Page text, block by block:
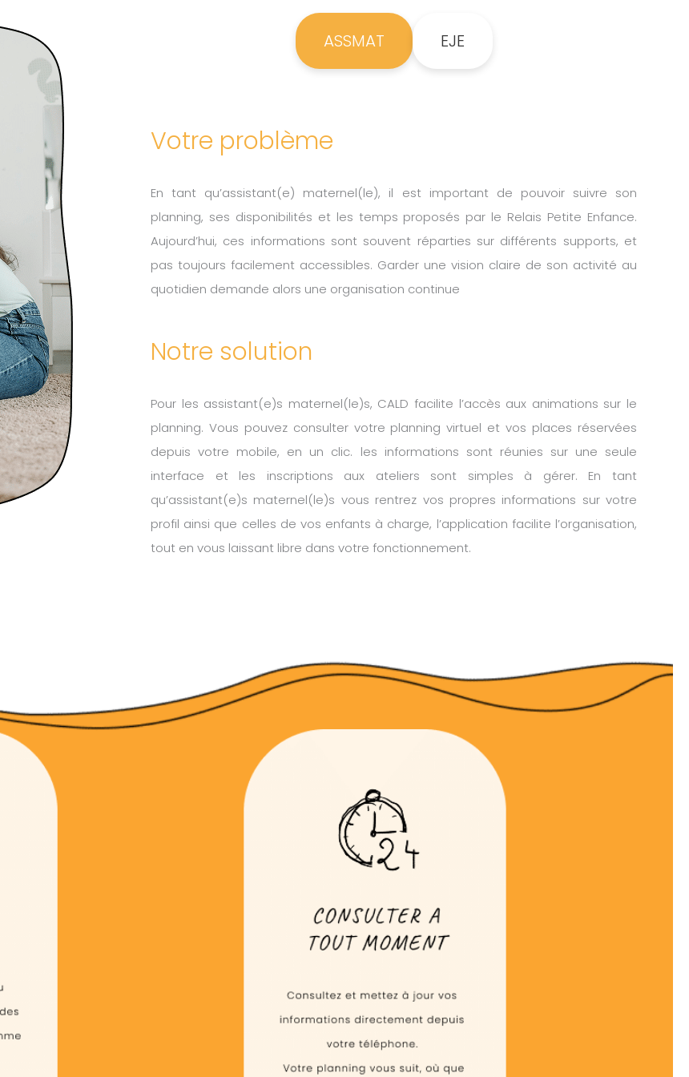
ASSMAT EJE
Votre problème
En tant qu’assistant(e) maternel(le), il est important de pouvoir suivre son
planning, ses disponibilités et les temps proposés par le Relais Petite Enfance.
Aujourd’hui, ces informations sont souvent réparties sur différents supports, et
pas toujours facilement accessibles. Garder une vision claire de son activité au
quotidien demande alors une organisation continue
Notre solution
Pour les assistant(e)s maternel(le)s, CALD facilite l’accès aux animations sur le
planning. Vous pouvez consulter votre planning virtuel et vos places réservées
depuis votre mobile, en un clic. les informations sont réunies sur une seule
interface et les inscriptions aux ateliers sont simples à gérer. En tant
qu’assistant(e)s maternel(le)s vous rentrez vos propres informations sur votre
profil ainsi que celles de vos enfants à charge, l’application facilite l’organisation,
tout en vous laissant libre dans votre fonctionnement.